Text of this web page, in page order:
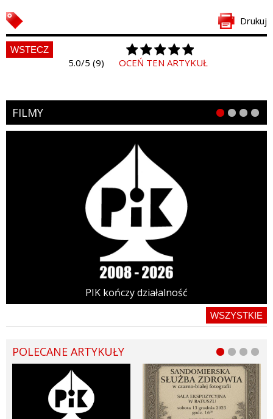
Drukuj
WSTECZ
5.0/5 (9) OCEŃ TEN ARTYKUŁ
FILMY
PIK kończy działalność
WSZYSTKIE
POLECANE ARTYKUŁY